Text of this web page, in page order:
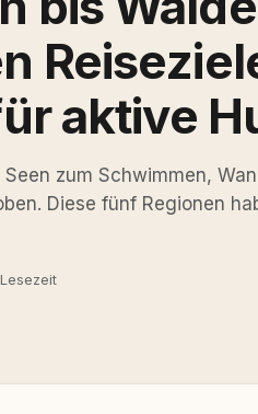
aktive
zum Schwimmen,
Diese fünf Regionen